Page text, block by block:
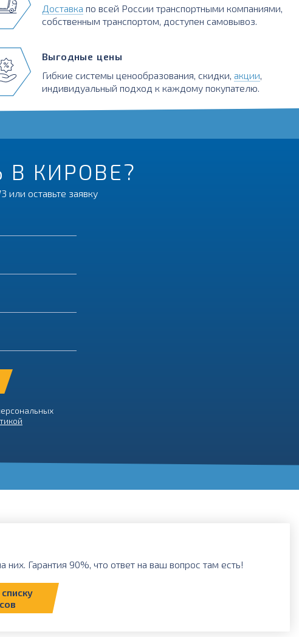
Доставка по всей России транспортными компаниями,
собственным транспортом, доступен самовывоз.
Выгодные цены
Гибкие системы ценообразования, скидки, акции
индивидуальный подход к каждому покупателю.
В КИРОВЕ?
или оставьте заявку
Гарантия 90%, что ответ на ваш вопрос там есть!